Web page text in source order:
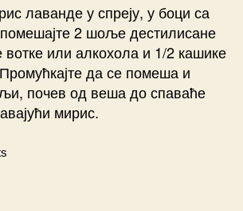
лаванде у спреју, у боци са
2 шоље дестилисане
или алкохола и 1/2 кашике
да се помеша и
почев од веша до спаваће
мирис.